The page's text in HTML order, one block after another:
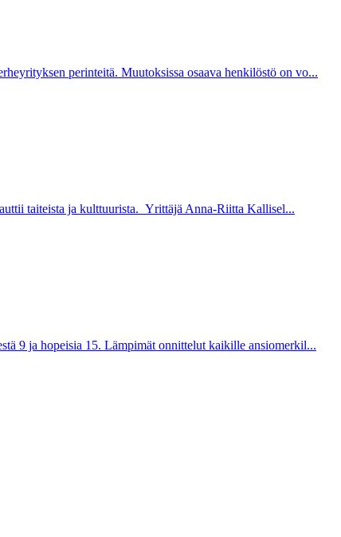
perinteitä. Muutoksissa osaava henkilöstö on vo...
taiteista ja kulttuurista. Yrittäjä Anna-Riitta Kallisel...
9 ja hopeisia 15. Lämpimät onnittelut kaikille ansiomerkil...